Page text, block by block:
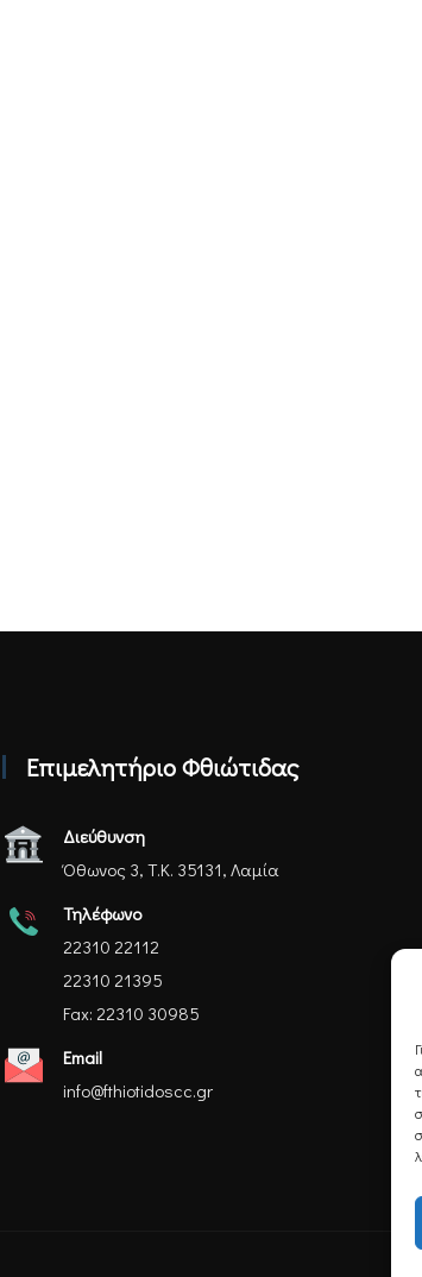
Επιμελητήριο Φθιώτιδας
Διεύθυνση
Όθωνος 3, Τ.Κ. 35131, Λαμία
Τηλέφωνο
22310 22112
22310 21395
Fax: 22310 30985
Email
info@fthiotidoscc.gr